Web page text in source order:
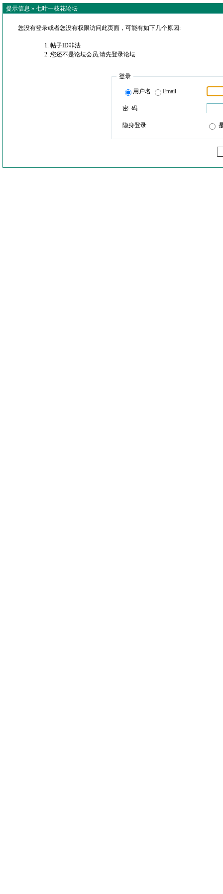
提示信息 » 七叶一枝花论坛
您没有登录或者您没有权限访问此页面，可能有如下几个原因:
帖子ID非法
您还不是论坛会员,请先登录论坛
登录
用户名 Email
密 码
隐身登录